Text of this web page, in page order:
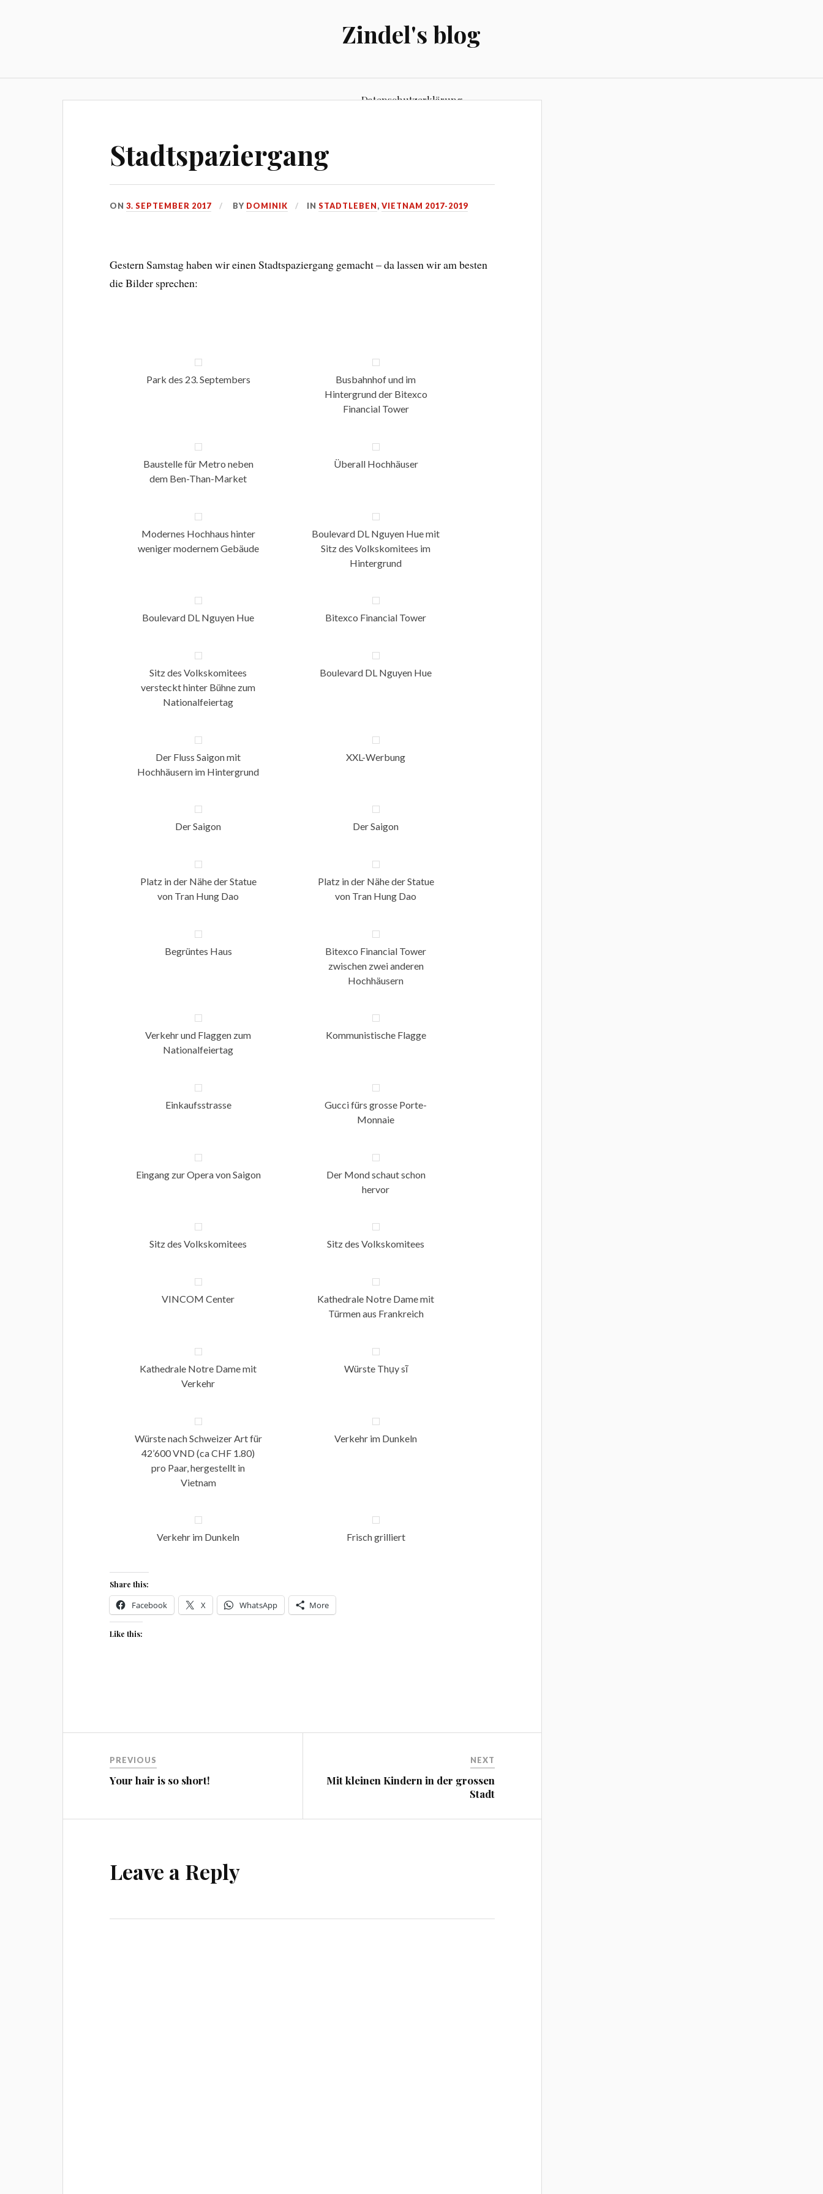
Zindel's blog
Datenschutzerklärung
Stadtspaziergang
ON3. SEPTEMBER 2017 BY DOMINIK INSTADTLEBEN,VIETNAM 2017-2019
Gestern Samstag haben wir einen Stadtspaziergang gemacht – da lassen wir am besten
die Bilder sprechen:
Park des 23. Septembers
Busbahnhof und im
Hintergrund der Bitexco
Financial Tower
Baustelle für Metro neben
dem Ben-Than-Market
Überall Hochhäuser
Modernes Hochhaus hinter
weniger modernem Gebäude
Boulevard DL Nguyen Hue mit
Sitz des Volkskomitees im
Hintergrund
Boulevard DL Nguyen Hue Bitexco Financial Tower
Sitz des Volkskomitees
versteckt hinter Bühne zum
Nationalfeiertag
Boulevard DL Nguyen Hue
Der Fluss Saigon mit
Hochhäusern im Hintergrund
XXL-Werbung
Der Saigon Der Saigon
Platz in der Nähe der Statue
von Tran Hung Dao
Platz in der Nähe der Statue
von Tran Hung Dao
Begrüntes Haus
Bitexco Financial Tower
zwischen zwei anderen
Hochhäusern
Verkehr und Flaggen zum
Nationalfeiertag
Kommunistische Flagge
Einkaufsstrasse
Gucci fürs grosse Porte-
Monnaie
Eingang zur Opera von Saigon
Der Mond schaut schon
hervor
Sitz des Volkskomitees Sitz des Volkskomitees
VINCOM Center
Kathedrale Notre Dame mit
Türmen aus Frankreich
Kathedrale Notre Dame mit
Verkehr
Würste Thụy sĩ
Würste nach Schweizer Art für
42’600 VND (ca CHF 1.80)
pro Paar, hergestellt in
Vietnam
Verkehr im Dunkeln
Verkehr im Dunkeln Frisch grilliert
Share this:
Facebook X WhatsApp More
Like this:
PREVIOUS
Your hair is so short!
NEXT
Mit kleinen Kindern in der grossen
Stadt
Leave a Reply